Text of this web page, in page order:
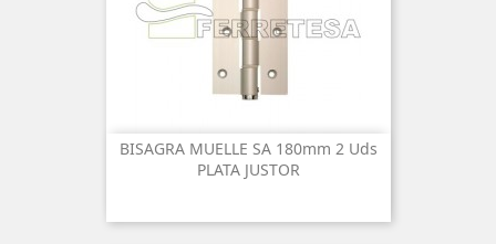
BISAGRA MUELLE SA 180mm 2 Uds
PLATA JUSTOR